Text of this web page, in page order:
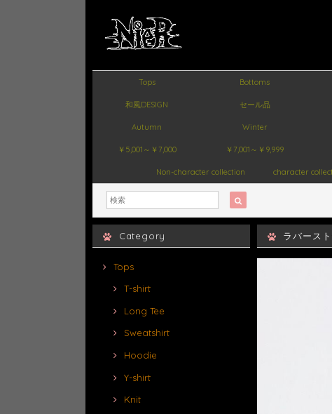
Tops Bottoms
和風DESIGN セール品
Autumn Winter
￥5,001～￥7,000 ￥7,001～￥9,999
Non-character collection character
Category
Tops
T-shirt
Long Tee
Sweatshirt
Hoodie
Y-shirt
Knit
ラバース